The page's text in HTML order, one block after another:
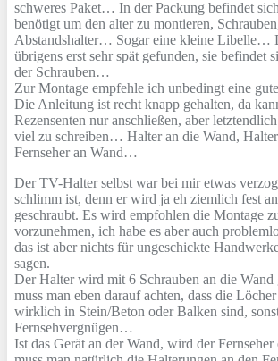
schweres Paket… In der Packung befindet
benötigt um den alter zu montieren,
Abstandshalter… Sogar eine kleine Libelle…
übrigens erst sehr spät gefunden, sie befindet
der Schrauben…
Zur Montage empfehle ich unbedingt eine
Die Anleitung ist recht knapp gehalten, da
Rezensenten nur anschließen, aber
viel zu schreiben… Halter an die Wand, Halter
Fernseher an Wand…
Der TV-Halter selbst war bei mir etwas
schlimm ist, denn er wird ja eh ziemlich fest
geschraubt. Es wird empfohlen die Montage
vorzunehmen, ich habe es aber auch
das ist aber nichts für ungeschickte
sagen.
Der Halter wird mit 6 Schrauben an die Wand
muss man eben darauf achten, dass die
wirklich in Stein/Beton oder Balken sind,
Fernsehvergnügen…
Ist das Gerät an der Wand, wird der Fernseher